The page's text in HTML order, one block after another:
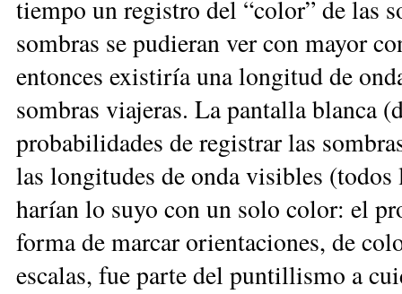
tiempo un registro del “color” de las
sombras se pudieran ver con mayor
entonces existiría una longitud de
sombras viajeras. La pantalla blanca
probabilidades de registrar las
las longitudes de onda visibles
harían lo suyo con un solo color: el
forma de marcar orientaciones, de
escalas, fue parte del puntillismo a